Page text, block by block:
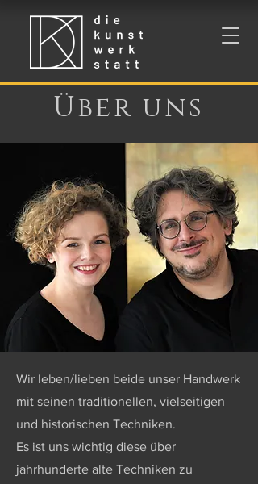
Über uns
Wir leben/lieben beide unser Handwerk
mit seinen traditionellen, vielseitigen
und historischen Techniken.
Es ist uns wichtig diese über
jahrhunderte alte Techniken zu